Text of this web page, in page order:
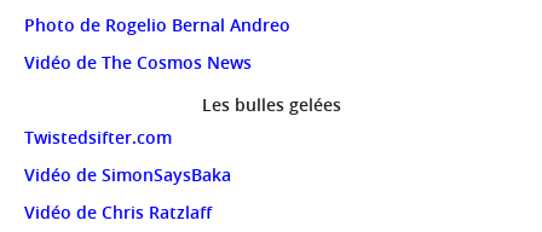
Photo de Rogelio Bernal Andreo
Vidéo de The Cosmos News
Les bulles gelées
Twistedsifter.com
Vidéo de SimonSaysBaka
Vidéo de Chris Ratzlaff